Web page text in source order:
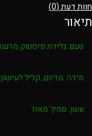
חוות דעת (0)
תיאור
טעם:גלידת פיסטוק
מידה: מדיום, קליל לעישון
עשן: סמיך מאוד